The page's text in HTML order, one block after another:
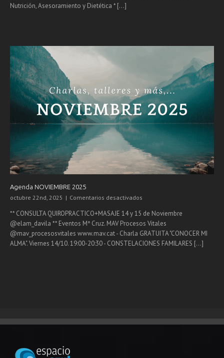
Nutrición, Asesoramiento y Dietética * [...]
Agenda NOVIEMBRE 2025
octubre 22nd, 2025 | Comentarios desactivados
NOVIEMBRE
2025
** CONSULTA QUIROPRACTICO+MASAJE 14 y 15 de Noviembre
@elam_davila ** Eventos Mª Cruz. MAV Procesos Vitales
@mav_procesosvitales www.mav.cat - Charla GRATUITA "CONOCER MI
ALMA". Viernes 14/10. 19:00-20:30 - CONSTELACIONES FAMILARES [...]